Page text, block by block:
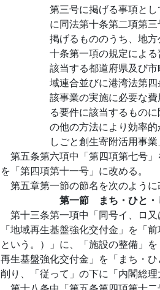
第三号に掲げる事項と
に同法第十条第二項第
掲げるもののうち、地
十条第一項の規定によ
該当する都道府県及び
域連合並びに港湾法第
該事業の実施に必要な
る要件に該当するもの
の他の方法により効率
しごと創生寄附活用事
第五条第六項中「第四項第七号
を「第四項第十一号」に改める。
第五章第一節の節名を次のように
第一節 まち・ひと・
第十三条第一項中「同号イ、ロ
「地域再生基盤強化交付金」を「
という。）」に、「施設の整備」
再生基盤強化交付金」を「まち・
削り、「従って」の下に「内閣総